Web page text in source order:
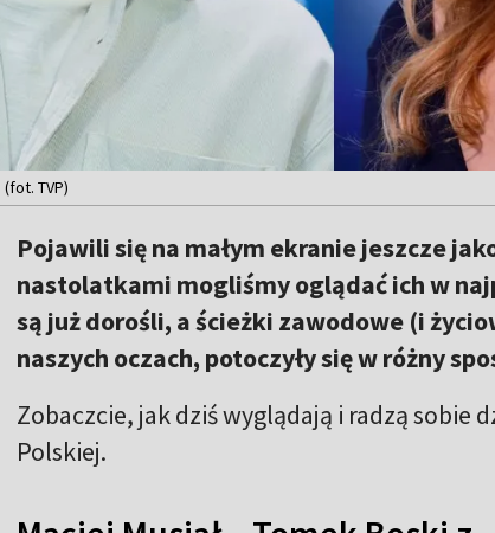
TVP)
Pojawili się na małym ekranie jeszcze
nastolatkami mogliśmy oglądać ich w
są już dorośli, a ścieżki zawodowe (i
naszych oczach, potoczyły się w różny
Zobaczcie, jak dziś wyglądają i radzą
Polskiej.